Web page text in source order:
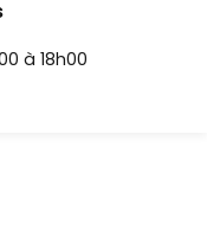
à 18h00